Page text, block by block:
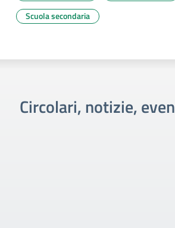
Scuola secondaria
Circolari, notizie,